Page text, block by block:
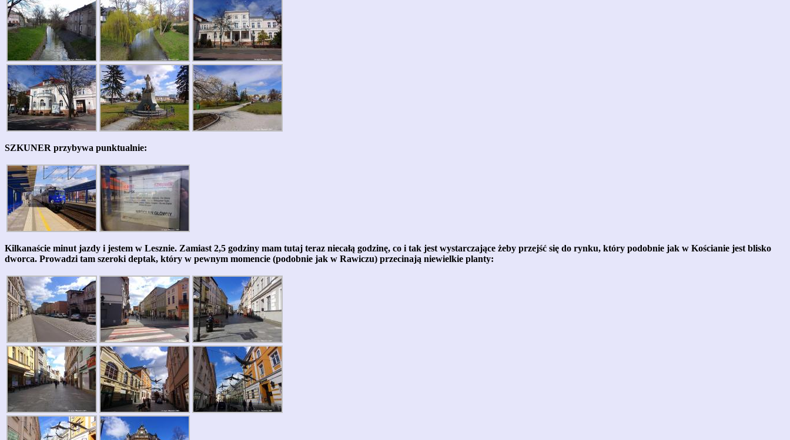
SZKUNER przybywa punktualnie:
Kilkanaście minut jazdy i jestem w Lesznie. Zamiast 2,5 godziny mam tutaj teraz niecałą godzinę, co i tak jest wystarczające żeby przejść się do rynku, który podobnie jak w Kościanie jest blisko
dworca. Prowadzi tam szeroki deptak, który w pewnym momencie (podobnie jak w Rawiczu) przecinają niewielkie planty: